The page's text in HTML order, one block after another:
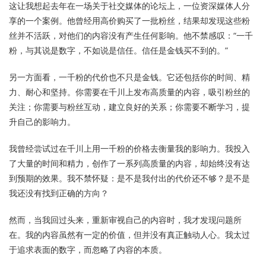
这让我想起去年在一场关于社交媒体的论坛上，一位资深媒体人分
享的一个案例。他曾经用高价购买了一批粉丝，结果却发现这些粉
丝并不活跃，对他们的内容没有产生任何影响。他不禁感叹：“一千
粉，与其说是数字，不如说是信任。信任是金钱买不到的。”
另一方面看，一千粉的代价也不只是金钱。它还包括你的时间、精
力、耐心和坚持。你需要在千川上发布高质量的内容，吸引粉丝的
关注；你需要与粉丝互动，建立良好的关系；你需要不断学习，提
升自己的影响力。
我曾经尝试过在千川上用一千粉的价格去衡量我的影响力。我投入
了大量的时间和精力，创作了一系列高质量的内容，却始终没有达
到预期的效果。我不禁怀疑：是不是我付出的代价还不够？是不是
我还没有找到正确的方向？
然而，当我回过头来，重新审视自己的内容时，我才发现问题所
在。我的内容虽然有一定的价值，但并没有真正触动人心。我太过
于追求表面的数字，而忽略了内容的本质。